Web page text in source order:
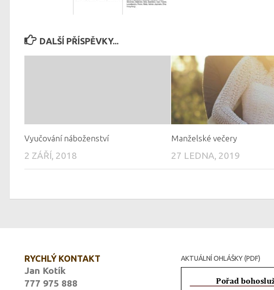
DALŠÍ PŘÍSPĚVKY...
Vyučování náboženství
2 ZÁŘÍ, 2018
Manželské večery
27 LEDNA, 2019
RYCHLÝ KONTAKT
Jan Kotík
777 975 888
AKTUÁLNÍ OHLÁŠKY (PDF)